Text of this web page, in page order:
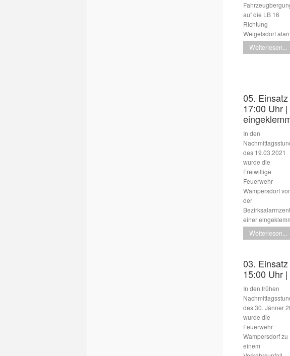
auf die LB 16
Richtung
Weigelsdorf
Weiterlesen...
05.
17:00 Uhr
In den
des 19.03.2021
wurde die
Freiwillige
Feuerwehr
Wampersdorf
der
einer
Weiterlesen...
03.
15:00 Uhr
In den frühen
des 30. Jänner
wurde die
Feuerwehr
Wampersdorf zu
einem